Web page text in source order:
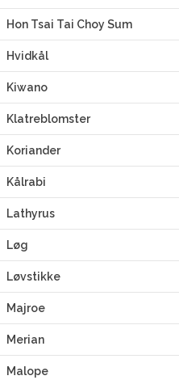
Hon Tsai Tai Choy Sum
Hvidkål
Kiwano
Klatreblomster
Koriander
Kålrabi
Lathyrus
Løg
Løvstikke
Majroe
Merian
Malope